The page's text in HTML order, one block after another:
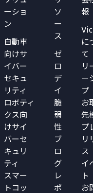
ーショ
ン
自動車
向けサ
イバー
セキュ
リティ
ロボティ
クス向
けサイ
バーセ
キュリ
ティ
スマー
トコッ
ソ
ー
ス
ゼ
ロ
デ
イ
脆
弱
性
ブ
ロ
グ
レ
ポ
報
に
て
リ
ー
プ
お
先
プ
リ
ス
イ
ト
お